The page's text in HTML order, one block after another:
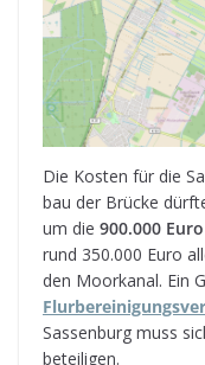
Die Kos­ten für die
bau der Brü­cke
um die 900.000 Euro
rund 350.000 Euro
den Moor­ka­nal. Ein
Sas­sen­burg muss
beteiligen.